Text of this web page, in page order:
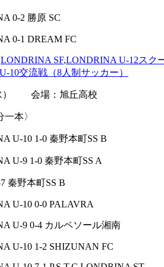
0-2 勝原 SC
0-1 DREAM FC
LONDRINA SF,LONDRINA U-12スク
交流戦（8人制サッカー）
） 会場：旭丘高校
一本〉
U-10 1-0 秦野本町SS B
U-9 1-0 秦野本町SS A
秦野本町SS B
U-10 0-0 PALAVRA
U-9 0-4 カルペソール湘南
U-10 1-2 SHIZUNAN FC